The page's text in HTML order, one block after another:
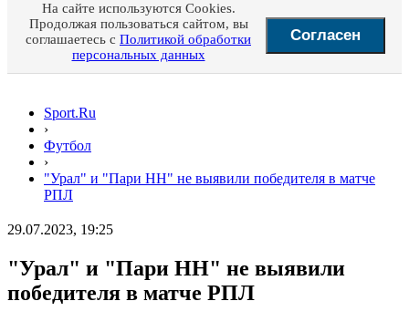
На сайте используются Cookies.
Продолжая пользоваться сайтом, вы
соглашаетесь с Политикой обработки
персональных данных
Согласен
Sport.Ru
›
Футбол
›
"Урал" и "Пари НН" не выявили победителя в матче
РПЛ
29.07.2023, 19:25
"Урал" и "Пари НН" не выявили
победителя в матче РПЛ